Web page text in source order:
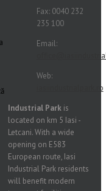
Fax: 0040 232
235 100
Email:
Web:
iasiindustrialpark.ro
Industrial Park is
located on km 5 Iasi -
Letcani. With a wide
opening on E583
European route, Iasi
Industrial Park residents
will benefit modern